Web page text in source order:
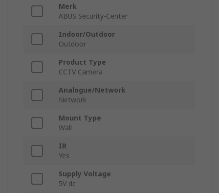
Merk
ABUS Security-Center
Indoor/Outdoor
Outdoor
Product Type
CCTV Camera
Analogue/Network
Network
Mount Type
Wall
IR
Yes
Supply Voltage
5V dc